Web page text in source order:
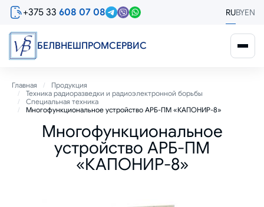
Перейти
содержанию
+375 33 608 07 08 RUBYEN
БЕЛВНЕШПРОМСЕРВИС
Строка
навигации
Главная
Продукция
Техника радиоразведки и радиоэлектронной борьбы
Специальная техника
Многофункциональное устройство АРБ-ПМ «КАПОНИР-8»
Многофункциональное
устройство АРБ-ПМ
«КАПОНИР-8»